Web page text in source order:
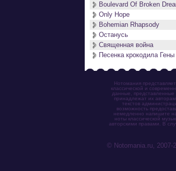
Boulevard Of Broken
Only Hope
Bohemian Rhapsody
Останусь
Священная война
Песенка крокодила Гены
Нотомания
классической и
данные, представленные
принадлежат их
текстов
возможность
немедленно напишите
ноты классической
авторскими правами. В
© Notomania.ru, 2007-